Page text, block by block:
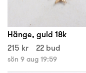
Hänge, guld 18k
215 kr
22 bud
sön 9 aug 19:59